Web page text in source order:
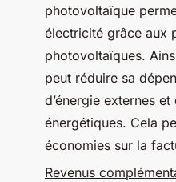
photovoltaïque
électricité grâce aux
photovoltaïques.
peut réduire sa
d’énergie externes
énergétiques. Cela
économies sur la
Revenus